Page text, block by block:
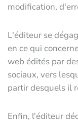
modification,
L'éditeur se
en ce qui
web édités par
sociaux, vers
partir desquels il
Enfin, l'éditeur